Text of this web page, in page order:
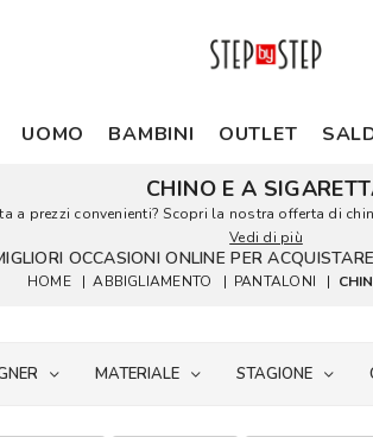
UOMO BAMBINI OUTLET
CHINO E A
a prezzi convenienti? Scopri la nostra offerta di
Vedi di più
OCCASIONI ONLINE PER
HOME | ABBIGLIAMENTO | PANTALONI |
MATERIALE STAGIONE